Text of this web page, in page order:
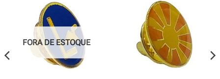
FORA DE ESTOQUE